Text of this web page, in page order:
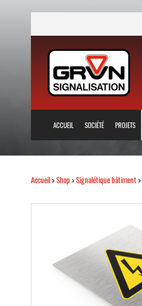
ACCUEIL SOCIÉTÉ PROJETS
Accueil>Shop>Signalétique bâtiment>